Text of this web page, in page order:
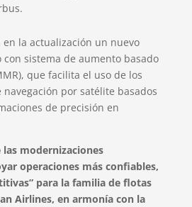
la actualización un nuevo
sistema de aumento basado
que facilita el uso de los
por satélite basados
de precisión en
modernizaciones
operaciones más confiables,
para la familia de flotas
Airlines, en armonía con la